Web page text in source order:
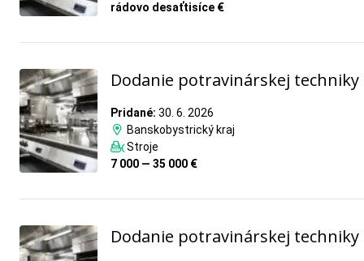
rádovo desaťtisíce €
Dodanie potravinárskej techniky
Pridané: 30. 6. 2026
Banskobystrický kraj
Stroje
7 000 — 35 000 €
Dodanie potravinárskej techniky